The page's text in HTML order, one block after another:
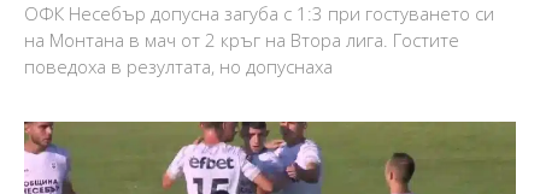
ОФК Несебър допусна загуба с 1:3 при гостуването си
на Монтана в мач от 2 кръг на Втора лига. Гостите
поведоха в резултата, но допуснаха